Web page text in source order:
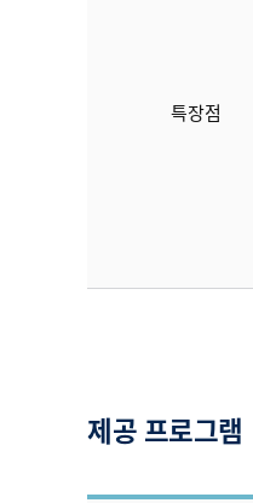
특장점
제공 프로그램